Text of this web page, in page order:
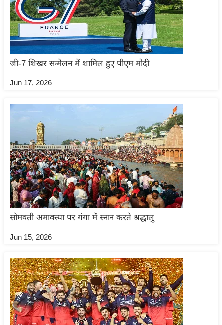
ब्यू
टी
/
फै
श
रे
स्खे
प
र्य
ट
न
स्थ
ल
फि
ने
स
मं
त्रा
रि
जी-7 शिखर सम्मेलन में शामिल हुए पीएम मोदी
Jun 17, 2026
सोमवती अमावस्या पर गंगा में स्नान करते श्रद्धालु
Jun 15, 2026